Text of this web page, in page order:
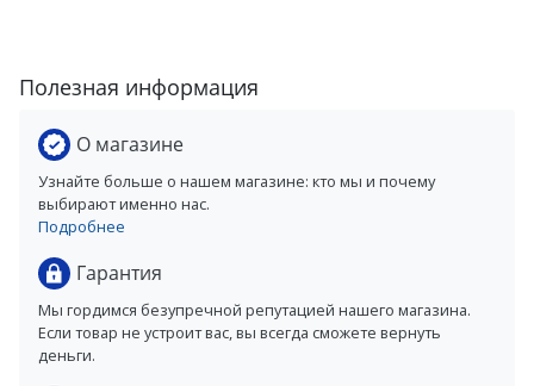
Полезная информация
О магазине
Узнайте больше о нашем магазине: кто мы и почему
выбирают именно нас.
Подробнее
Гарантия
Мы гордимся безупречной репутацией нашего магазина.
Если товар не устроит вас, вы всегда сможете вернуть
деньги.